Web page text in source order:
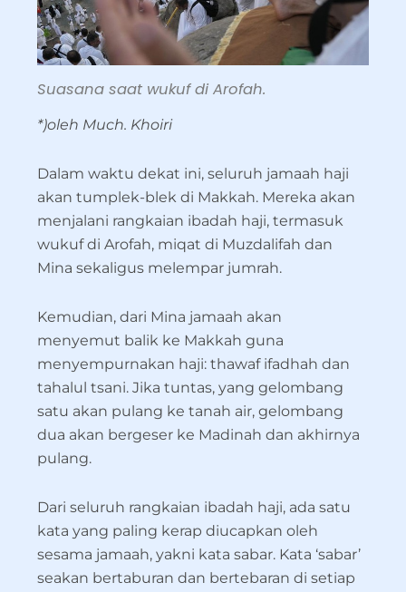
Suasana saat wukuf di Arofah.
*)oleh Much. Khoiri
Dalam waktu dekat ini, seluruh jamaah haji
akan tumplek-blek di Makkah. Mereka akan
menjalani rangkaian ibadah haji, termasuk
wukuf di Arofah, miqat di Muzdalifah dan
Mina sekaligus melempar jumrah.
Kemudian, dari Mina jamaah akan
menyemut balik ke Makkah guna
menyempurnakan haji: thawaf ifadhah dan
tahalul tsani. Jika tuntas, yang gelombang
satu akan pulang ke tanah air, gelombang
dua akan bergeser ke Madinah dan akhirnya
pulang.
Dari seluruh rangkaian ibadah haji, ada satu
kata yang paling kerap diucapkan oleh
sesama jamaah, yakni kata sabar. Kata ‘sabar’
seakan bertaburan dan bertebaran di setiap